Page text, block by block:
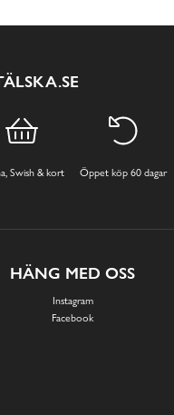
Swish & kort Öppet köp 60 dagar
HÄNG MED OSS
Instagram
Facebook